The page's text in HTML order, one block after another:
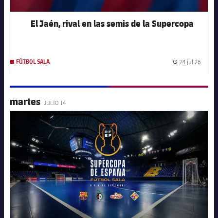
El Jaén, rival en las semis de la Supercopa
FÚTBOL SALA Fecha
24 jul 26
martes JULIO 14
FC Barcelona club badge